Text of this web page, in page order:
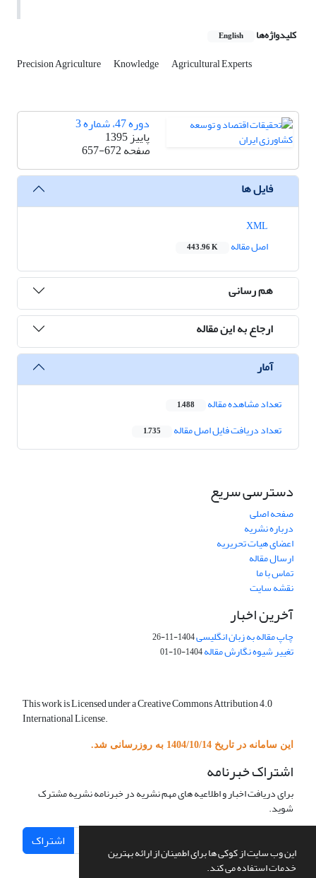
این وب سایت از کوکی ها برای اطمینان از ارائه بهترین
خدمات استفاده می کند.
کلیدواژه‌ها English
Precision Agriculture Knowledge Agricultural Experts
دوره 47، شماره 3
پاییز 1395
صفحه657-672
فایل ها
اصل مقاله
443.96 K
هم رسانی
ارجاع به این مقاله
آمار
تعداد مشاهده مقاله 1,488
تعداد دریافت فایل اصل مقاله 1,735
دسترسی سریع
صفحه اصلی
درباره نشریه
اعضای هیات تحریریه
ارسال مقاله
تماس با ما
نقشه سایت
آخرین اخبار
چاپ مقاله به زبان انگلیسی1404-11-26
تغییر شیوه نگارش مقاله1404-10-01
This work is Licensed under a Creative Commons Attribution 4.0
International License.
این سامانه در تاریخ 1404/10/14 به روزرسانی شد.
اشتراک خبرنامه
برای دریافت اخبار و اطلاعیه های مهم نشریه در خبرنامه نشریه مشترک
شوید.
اشتراک